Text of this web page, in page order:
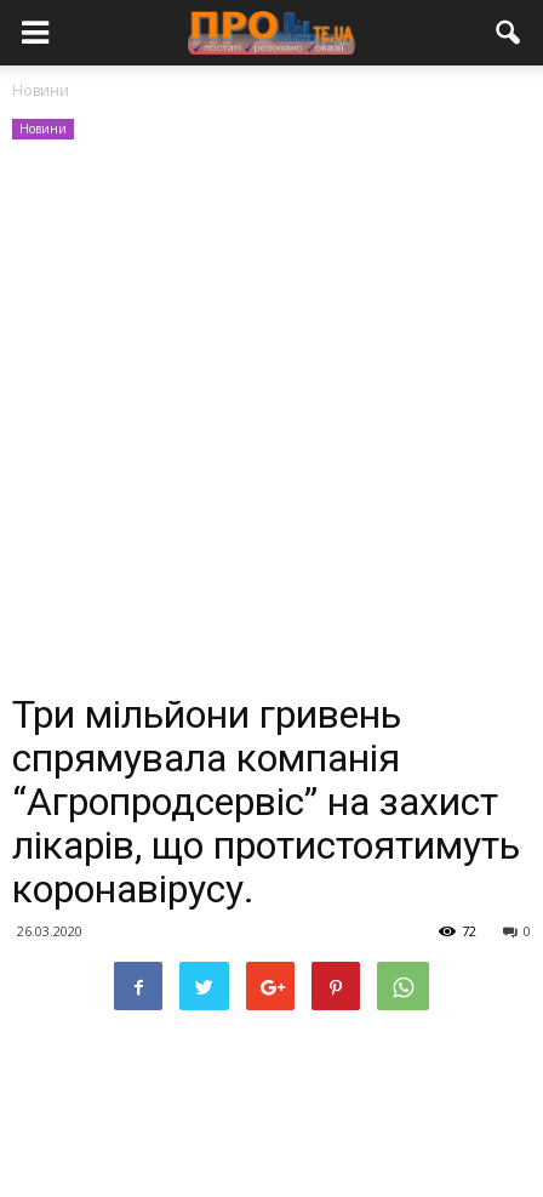
Новини
Новини
Три мільйони гривень
спрямувала компанія
“Агропродсервіс” на захист
лікарів, що протистоятимуть
коронавірусу.
26.03.2020 0
72